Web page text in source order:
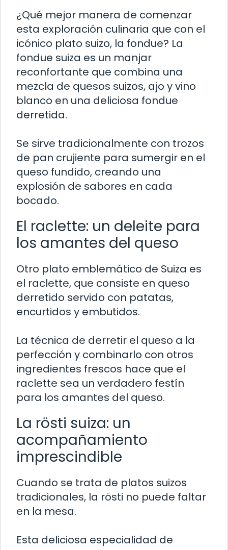
¿Qué mejor manera de comenzar
esta exploración culinaria que con el
icónico plato suizo, la fondue? La
fondue suiza es un manjar
reconfortante que combina una
mezcla de quesos suizos, ajo y vino
blanco en una deliciosa fondue
derretida.
Se sirve tradicionalmente con trozos
de pan crujiente para sumergir en el
queso fundido, creando una
explosión de sabores en cada
bocado.
El raclette: un deleite para
los amantes del queso
Otro plato emblemático de Suiza es
el raclette, que consiste en queso
derretido servido con patatas,
encurtidos y embutidos.
La técnica de derretir el queso a la
perfección y combinarlo con otros
ingredientes frescos hace que el
raclette sea un verdadero festín
para los amantes del queso.
La rösti suiza: un
acompañamiento
imprescindible
Cuando se trata de platos suizos
tradicionales, la rösti no puede faltar
en la mesa.
Esta deliciosa especialidad de